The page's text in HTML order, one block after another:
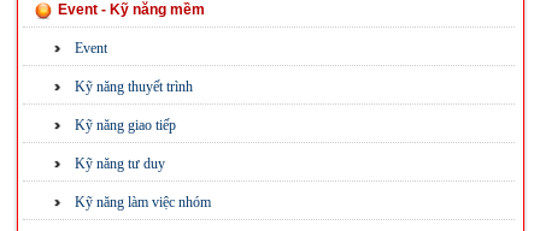
Event - Kỹ năng mềm
Event
Kỹ năng thuyết trình
Kỹ năng giao tiếp
Kỹ năng tư duy
Kỹ năng làm việc nhóm